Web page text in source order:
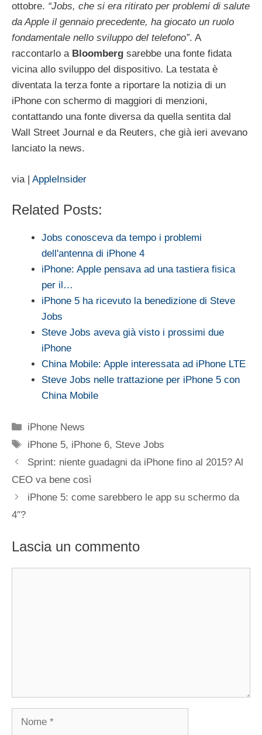
ottobre. “Jobs, che si era ritirato per problemi di salute
da Apple il gennaio precedente, ha giocato un ruolo
fondamentale nello sviluppo del telefono”. A
raccontarlo a Bloomberg sarebbe una fonte fidata
vicina allo sviluppo del dispositivo. La testata è
diventata la terza fonte a riportare la notizia di un
iPhone con schermo di maggiori di menzioni,
contattando una fonte diversa da quella sentita dal
Wall Street Journal e da Reuters, che già ieri avevano
lanciato la news.
via | AppleInsider
Related Posts:
Jobs conosceva da tempo i problemi
dell'antenna di iPhone 4
iPhone: Apple pensava ad una tastiera fisica
per il…
iPhone 5 ha ricevuto la benedizione di Steve
Jobs
Steve Jobs aveva già visto i prossimi due
iPhone
China Mobile: Apple interessata ad iPhone LTE
Steve Jobs nelle trattazione per iPhone 5 con
China Mobile
Categorie
iPhone News
Tag
iPhone 5, iPhone 6, Steve Jobs
Sprint: niente guadagni da iPhone fino al 2015? Al
CEO va bene così
iPhone 5: come sarebbero le app su schermo da
4″?
Lascia un commento
Nome